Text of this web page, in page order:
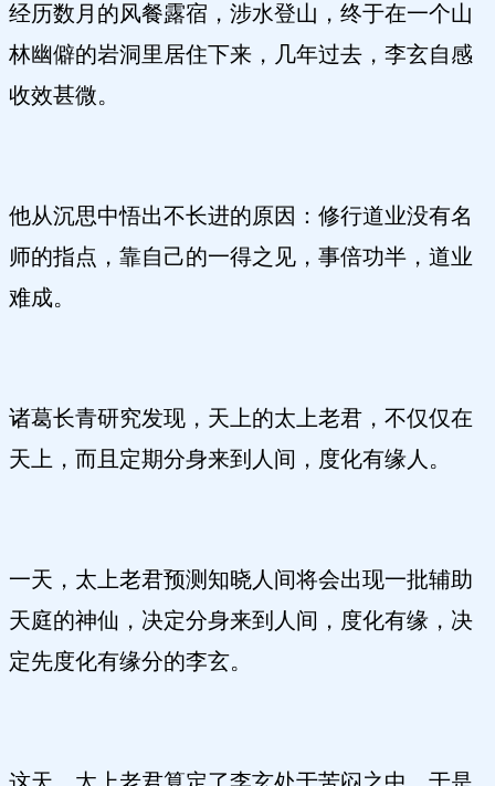
经历数月的风餐露宿，涉水登山，终于在一个山
林幽僻的岩洞里居住下来，几年过去，李玄自感
收效甚微。
他从沉思中悟出不长进的原因：修行道业没有名
师的指点，靠自己的一得之见，事倍功半，道业
难成。
诸葛长青研究发现，天上的太上老君，不仅仅在
天上，而且定期分身来到人间，度化有缘人。
一天，太上老君预测知晓人间将会出现一批辅助
天庭的神仙，决定分身来到人间，度化有缘，决
定先度化有缘分的李玄。